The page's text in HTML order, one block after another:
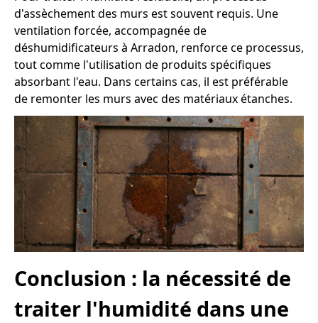
d'assèchement des murs est souvent requis. Une
ventilation forcée, accompagnée de
déshumidificateurs à Arradon, renforce ce processus,
tout comme l'utilisation de produits spécifiques
absorbant l'eau. Dans certains cas, il est préférable
de remonter les murs avec des matériaux étanches.
Conclusion : la nécessité de
traiter l'humidité dans une